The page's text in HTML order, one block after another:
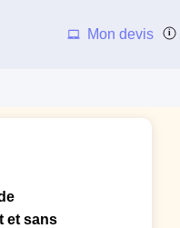
Mon devis
et sans